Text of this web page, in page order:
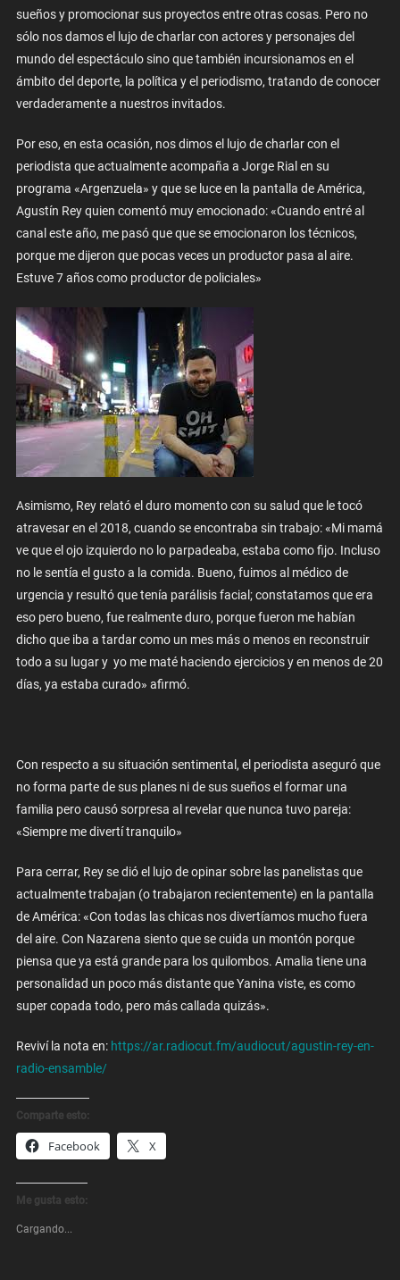
sueños y promocionar sus proyectos entre otras cosas. Pero no
sólo nos damos el lujo de charlar con actores y personajes del
mundo del espectáculo sino que también incursionamos en el
ámbito del deporte, la política y el periodismo, tratando de conocer
verdaderamente a nuestros invitados.
Por eso, en esta ocasión, nos dimos el lujo de charlar con el
periodista que actualmente acompaña a Jorge Rial en su
programa «Argenzuela» y que se luce en la pantalla de América,
Agustín Rey quien comentó muy emocionado: «Cuando entré al
canal este año, me pasó que que se emocionaron los técnicos,
porque me dijeron que pocas veces un productor pasa al aire.
Estuve 7 años como productor de policiales»
Asimismo, Rey relató el duro momento con su salud que le tocó
atravesar en el 2018, cuando se encontraba sin trabajo: «Mi mamá
ve que el ojo izquierdo no lo parpadeaba, estaba como fijo. Incluso
no le sentía el gusto a la comida. Bueno, fuimos al médico de
urgencia y resultó que tenía parálisis facial; constatamos que era
eso pero bueno, fue realmente duro, porque fueron me habían
dicho que iba a tardar como un mes más o menos en reconstruir
todo a su lugar y yo me maté haciendo ejercicios y en menos de 20
días, ya estaba curado» afirmó.
Con respecto a su situación sentimental, el periodista aseguró que
no forma parte de sus planes ni de sus sueños el formar una
familia pero causó sorpresa al revelar que nunca tuvo pareja:
«Siempre me divertí tranquilo»
Para cerrar, Rey se dió el lujo de opinar sobre las panelistas que
actualmente trabajan (o trabajaron recientemente) en la pantalla
de América: «Con todas las chicas nos divertíamos mucho fuera
del aire. Con Nazarena siento que se cuida un montón porque
piensa que ya está grande para los quilombos. Amalia tiene una
personalidad un poco más distante que Yanina viste, es como
super copada todo, pero más callada quizás».
Reviví la nota en: https://ar.radiocut.fm/audiocut/agustin-rey-en-
radio-ensamble/
Comparte esto:
Facebook X
Me gusta esto:
Cargando...